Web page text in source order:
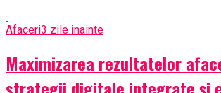
Afaceri3 zile inainte
Maximizarea rezultatelor